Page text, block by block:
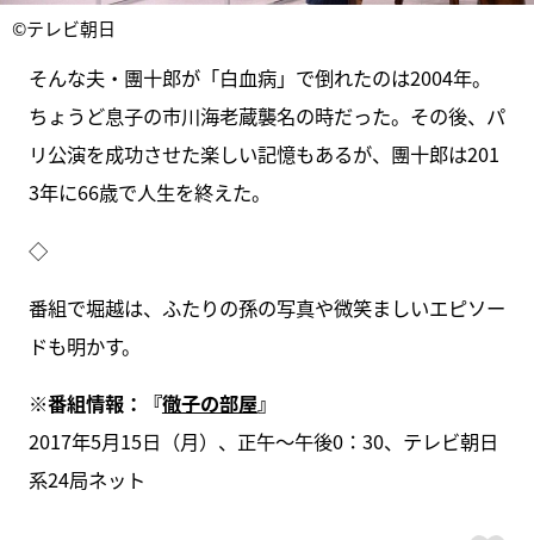
©テレビ朝日
そんな夫・團十郎が「白血病」で倒れたのは2004年。
ちょうど息子の市川海老蔵襲名の時だった。その後、パ
リ公演を成功させた楽しい記憶もあるが、團十郎は201
3年に66歳で人生を終えた。
◇
番組で堀越は、ふたりの孫の写真や微笑ましいエピソー
ドも明かす。
※番組情報：『徹子の部屋』
2017年5月15日（月）、正午～午後0：30、テレビ朝日
系24局ネット